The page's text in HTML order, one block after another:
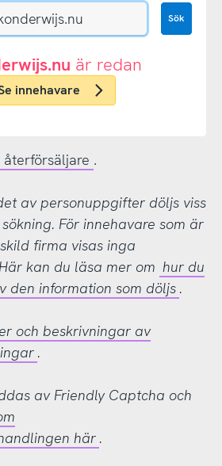
Sök
är redan
innehavare
.
av personuppgifter döljs viss
För innehavare som är
firma visas inga
kan du läsa mer om hur du
den information som döljs .
och beskrivningar av
.
av Friendly Captcha och
här .